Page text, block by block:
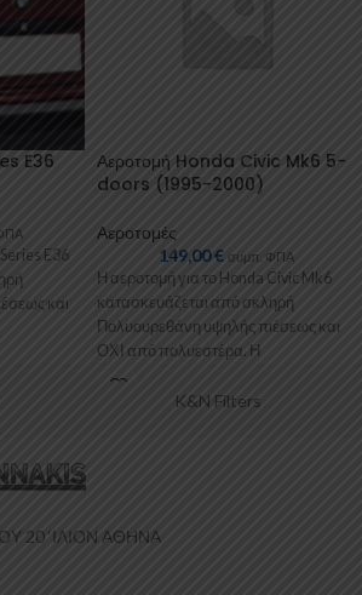
E36
E36
και
Αεροτομή Honda Civic Mk6 5-
doors (1995-2000)
Αεροτομές
149,00€ συμπ. ΦΠΑ
Η αεροτομή για το Honda Civic Mk6
κατασκευάζεται από σκληρή
Πολυουρεθάνη υψηλής πιέσεως και
ΟΧΙ από πολυεστέρα. Η
Πολυουρεθάνη είναι
K&N Filters
20 ‘ΙΛΙΟΝ ΑΘΗΝΑ